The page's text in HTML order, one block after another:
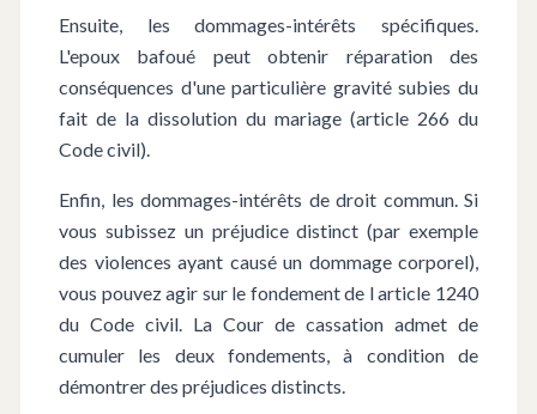
Ensuite, les dommages-intérêts spécifiques.
L'epoux bafoué peut obtenir réparation des
conséquences d'une particulière gravité subies du
fait de la dissolution du mariage (article 266 du
Code civil).
Enfin, les dommages-intérêts de droit commun. Si
vous subissez un préjudice distinct (par exemple
des violences ayant causé un dommage corporel),
vous pouvez agir sur le fondement de l article 1240
du Code civil. La Cour de cassation admet de
cumuler les deux fondements, à condition de
démontrer des préjudices distincts.